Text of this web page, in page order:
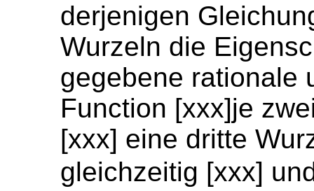
derjenigen
Wurzeln die
gegebene rationale
Function [xxx]je
[xxx] eine dritte
gleichzeitig [xxx]